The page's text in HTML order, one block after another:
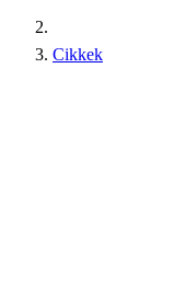
Cikkek